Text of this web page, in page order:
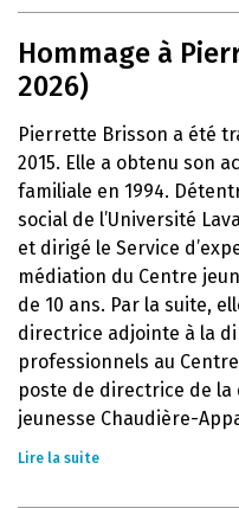
Hommage à
2026)
Pierrette Brisson a été
2015. Elle a obtenu son
familiale en 1994.
social de l’Université
et dirigé le Service
médiation du Centre
de 10 ans. Par la suite,
directrice adjointe à la
professionnels au
poste de directrice de la
jeunesse Chaudière-
Lire la suite